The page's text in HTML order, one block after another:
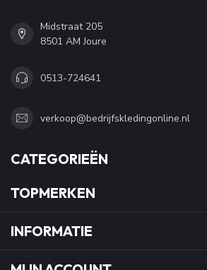
Midstraat 205
8501 AM Joure
0513-724641
verkoop@bedrijfskledingonline.nl
CATEGORIEËN
TOPMERKEN
INFORMATIE